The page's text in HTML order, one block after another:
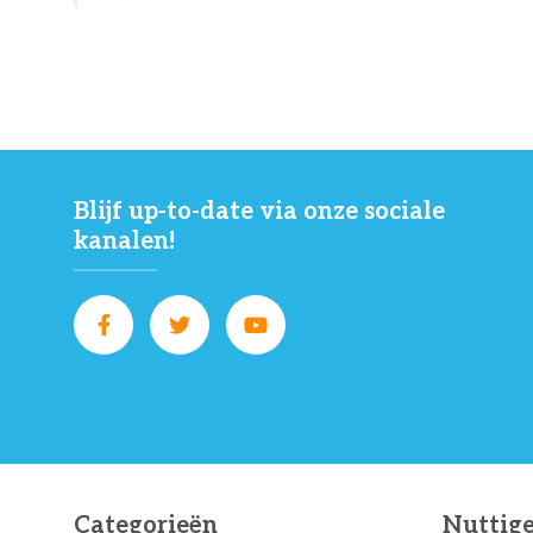
Blijf up-to-date via onze sociale
kanalen!
Categorieën